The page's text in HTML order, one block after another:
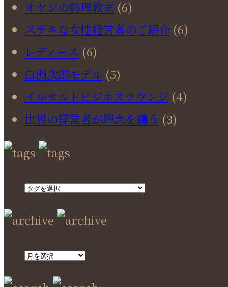
オヤジの料理教室 (6)
ステキな女性経営者のご紹介 (6)
レディース (6)
白洲次郎モデル (5)
イルサルトビジネスラウンジ (4)
世界の経営者が理念を纏う (3)